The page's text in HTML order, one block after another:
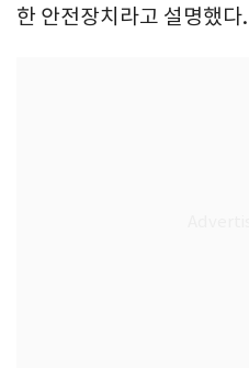
한 안전장치라고 설명했다.